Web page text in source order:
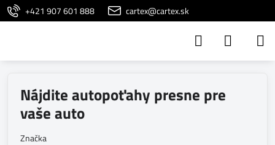
+421 907 601 888 cartex@cartex.sk
Nájdite autopoťahy presne pre
vaše auto
Značka